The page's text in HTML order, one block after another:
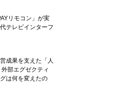
リモコン」が実
テレビインターフ
成果を支えた「人
部エグゼクティ
は何を変えたの